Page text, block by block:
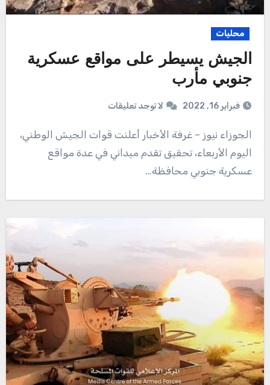
محليات
الجيش يسيطر على مواقع عسكرية
جنوبي مأرب
فبراير 16, 2022 لا توجد تعليقات
اليوم الأربعاء، تحقيق تقدم ميداني في عدة مواقع
عسكرية جنوبي محافظة…